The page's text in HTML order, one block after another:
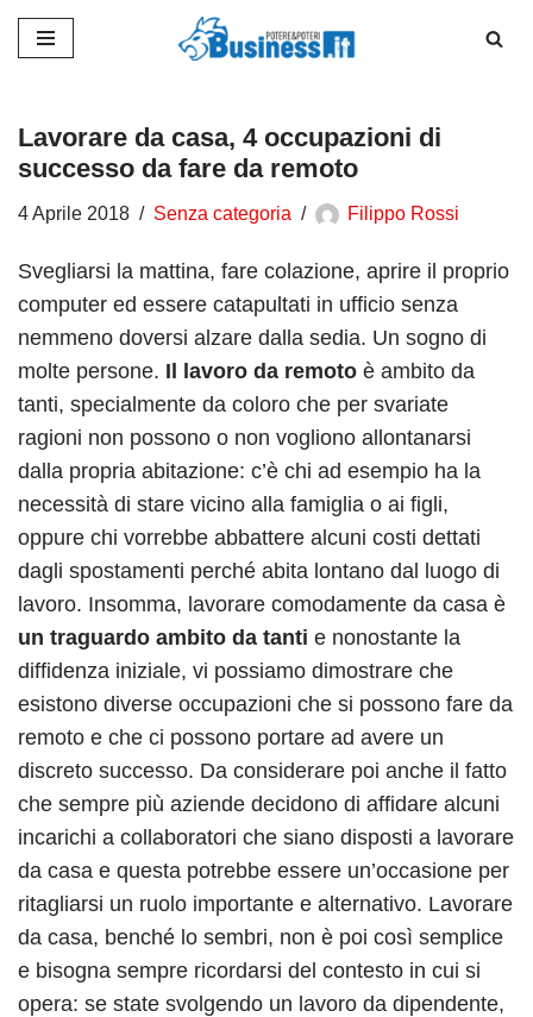
contenuto
Lavorare da casa, 4 occupazioni di
successo da fare da remoto
4 Aprile 2018 Senza categoria Filippo Rossi
Svegliarsi la mattina, fare colazione, aprire il proprio
computer ed essere catapultati in ufficio senza
nemmeno doversi alzare dalla sedia. Un sogno di
molte persone. Il lavoro da remoto è ambito da
tanti, specialmente da coloro che per svariate
ragioni non possono o non vogliono allontanarsi
dalla propria abitazione: c’è chi ad esempio ha la
necessità di stare vicino alla famiglia o ai figli,
oppure chi vorrebbe abbattere alcuni costi dettati
dagli spostamenti perché abita lontano dal luogo di
lavoro. Insomma, lavorare comodamente da casa è
un traguardo ambito da tanti e nonostante la
diffidenza iniziale, vi possiamo dimostrare che
esistono diverse occupazioni che si possono fare da
remoto e che ci possono portare ad avere un
discreto successo. Da considerare poi anche il fatto
che sempre più aziende decidono di affidare alcuni
incarichi a collaboratori che siano disposti a lavorare
da casa e questa potrebbe essere un’occasione per
ritagliarsi un ruolo importante e alternativo. Lavorare
da casa, benché lo sembri, non è poi così semplice
e bisogna sempre ricordarsi del contesto in cui si
opera: se state svolgendo un lavoro da dipendente,